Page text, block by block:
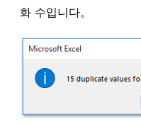
화 수입니다。